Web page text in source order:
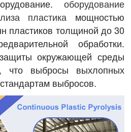
оборудование
пластика мощностью
пластиков толщиной до 30
обработки.
окружающей среды
что выбросы выхлопных
выбросов.